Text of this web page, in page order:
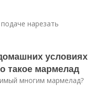
нарезать
условиях
такое мармелад
многим мармелад?